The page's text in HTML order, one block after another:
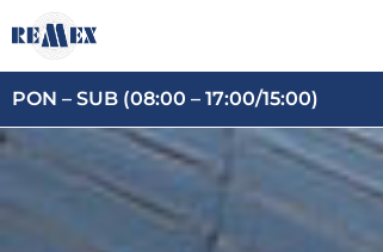
Skip
to
content
PON – SUB (08:00 – 17:00/15:00)